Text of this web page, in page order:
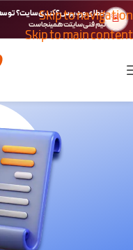
Skip to navigation
Skip to main content
🚨 خطای وردپرس؟ کندی سایت؟
تیم فنی سایتت همینجاست